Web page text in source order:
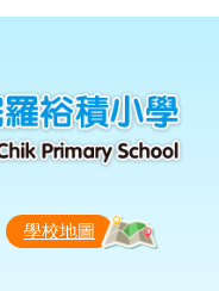
學校地圖